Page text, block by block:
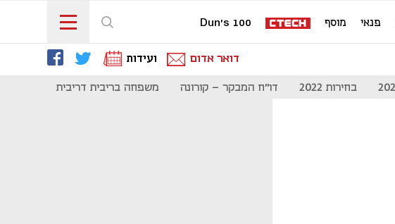
פנאי מוסף Dun's 100
דואר אדום ועידות
בחירות 2022 דו"ח המבקר - קורונה משפחה בריבית דריבית